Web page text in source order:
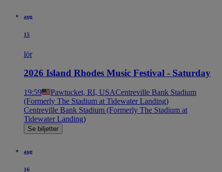
aug
15
lör
2026 Island Rhodes Music Festival - Saturday
19:59 Pawtucket, RI, USACentreville Bank Stadium
(Formerly The Stadium at Tidewater Landing)
Centreville Bank Stadium (Formerly The Stadium at
Tidewater Landing)
Se biljetter
aug
16